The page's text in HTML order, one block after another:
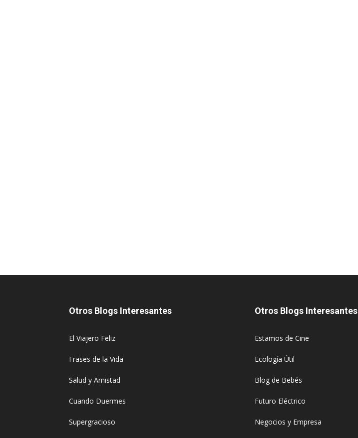
Otros Blogs Interesantes
El Viajero Feliz
Frases de la Vida
Salud y Amistad
Cuando Duermes
Supergracioso
Otros Blogs Interesantes
Estamos de Cine
Ecología Útil
Blog de Bebés
Futuro Eléctrico
Negocios y Empresa